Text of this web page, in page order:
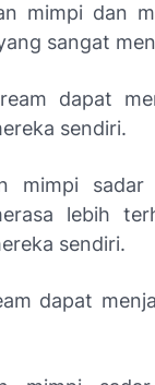
mimpi dan
sangat
dapat
sendiri.
mimpi
lebih
sendiri.
dapat